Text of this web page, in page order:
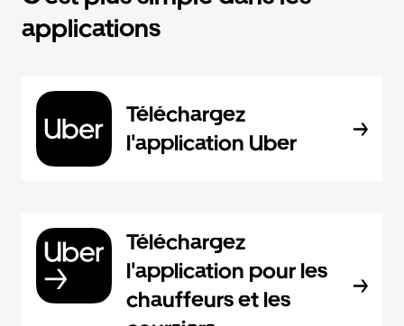
applications
Téléchargez
l'application Uber
Téléchargez
l'application pour les
chauffeurs et les